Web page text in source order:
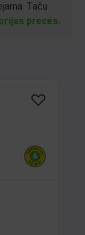
Taču
preces.